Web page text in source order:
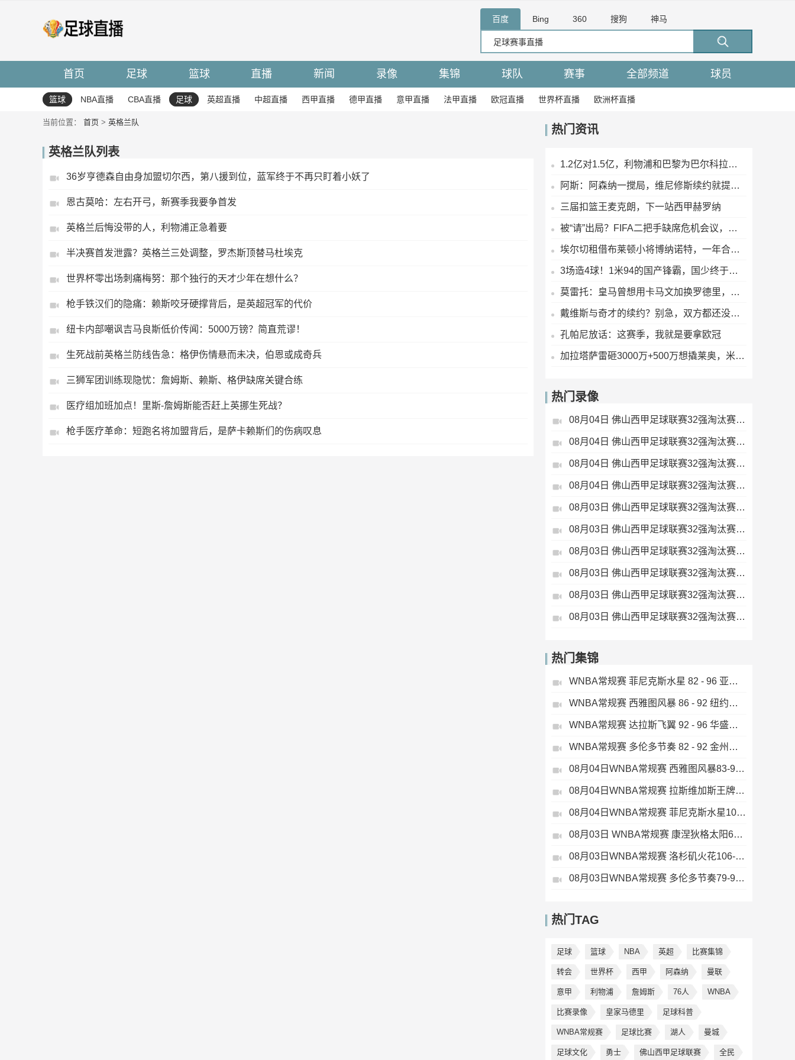
百度 Bing 360 搜狗 神马
首页 足球 篮球 直播 新闻 录像 集锦 球队 赛事 全部频道 球员
篮球 NBA直播 CBA直播 足球 英超直播 中超直播 西甲直播 德甲直播 意甲直播 法甲直播 欧冠直播 世界杯直播 欧洲杯直播
当前位置： 首页 > 英格兰队
英格兰队列表
36岁亨德森自由身加盟切尔西，第八援到位，蓝军终于不再只盯着小妖了
恩古莫哈：左右开弓，新赛季我要争首发
英格兰后悔没带的人，利物浦正急着要
半决赛首发泄露？英格兰三处调整，罗杰斯顶替马杜埃克
世界杯零出场刺痛梅努：那个独行的天才少年在想什么？
枪手铁汉们的隐痛：赖斯咬牙硬撑背后，是英超冠军的代价
纽卡内部嘲讽吉马良斯低价传闻：5000万镑？简直荒谬！
生死战前英格兰防线告急：格伊伤情悬而未决，伯恩或成奇兵
三狮军团训练现隐忧：詹姆斯、赖斯、格伊缺席关键合练
医疗组加班加点！里斯-詹姆斯能否赶上英挪生死战？
枪手医疗革命：短跑名将加盟背后，是萨卡赖斯们的伤病叹息
热门资讯
1.2亿对1.5亿，利物浦和巴黎为巴尔科拉扯皮，这差价真能抹平？
阿斯：阿森纳一搅局，维尼修斯续约就提速了？新约年薪2400万欧
三届扣篮王麦克朗，下一站西甲赫罗纳
被“请”出局？FIFA二把手缺席危机会议，他曾公开叫板因凡蒂诺
埃尔切租借布莱顿小将博纳诺特，一年合同无买断
3场造4球！1米94的国产锋霸，国少终于等来了自己的“哈兰德”？
莫雷托：皇马曾想用卡马文加换罗德里，没成！巴萨却快签下了
戴维斯与奇才的续约？别急，双方都还没想好
孔帕尼放话：这赛季，我就是要拿欧冠
加拉塔萨雷砸3000万+500万想撬莱奥，米兰眼皮都没抬：5000万，少一分不谈
热门录像
08月04日 佛山西甲足球联赛32强淘汰赛 肇庆恒骏成 VS 三七互娱 全场录像
08月04日 佛山西甲足球联赛32强淘汰赛 贪玩游戏 VS 美的薪火 全场录像
08月04日 佛山西甲足球联赛32强淘汰赛 广东西南建设 VS 香港圣徒 全场录像
08月04日 佛山西甲足球联赛32强淘汰赛 藝品高國際 VS 湛江狂狼·粵辉能源 全场录像
08月03日 佛山西甲足球联赛32强淘汰赛 广东客家青年 VS 广州英华思力U17 全场录像
08月03日 佛山西甲足球联赛32强淘汰赛 广州求信 VS 顺德新青年 全场录像
08月03日 佛山西甲足球联赛32强淘汰赛 大塘控股 VS 茂名市点都得 全场录像
08月03日 佛山西甲足球联赛32强淘汰赛 广东凤铝 VS 湛江八部科技 全场录像
08月03日 佛山西甲足球联赛32强淘汰赛 广州蜀地红 VS 广州戴拿模 全场录像
08月03日 佛山西甲足球联赛32强淘汰赛 三水乐民兴健力宝 VS 中国澳门澳科精英 全场录像
热门集锦
WNBA常规赛 菲尼克斯水星 82 - 96 亚特兰大梦想 全场集锦
WNBA常规赛 西雅图风暴 86 - 92 纽约自由人 全场集锦
WNBA常规赛 达拉斯飞翼 92 - 96 华盛顿神秘人 全场集锦
WNBA常规赛 多伦多节奏 82 - 92 金州女武神 全场集锦
08月04日WNBA常规赛 西雅图风暴83-95纽约自由人 全场集锦
08月04日WNBA常规赛 拉斯维加斯王牌109-87亚特兰大梦想 全场集锦
08月04日WNBA常规赛 菲尼克斯水星106-101芝加哥天空 全场集锦
08月03日 WNBA常规赛 康涅狄格太阳63-83达拉斯飞翼 全场集锦
08月03日WNBA常规赛 洛杉矶火花106-101波特兰火焰 全场集锦
08月03日WNBA常规赛 多伦多节奏79-96金州女武神 全场集锦
热门TAG
足球 篮球 NBA 英超 比赛集锦
转会 世界杯 西甲 阿森纳 曼联
意甲 利物浦 詹姆斯 76人 WNBA
比赛录像 皇家马德里 足球科普
WNBA常规赛 足球比赛 湖人 曼城
足球文化 勇士 佛山西甲足球联赛 全民